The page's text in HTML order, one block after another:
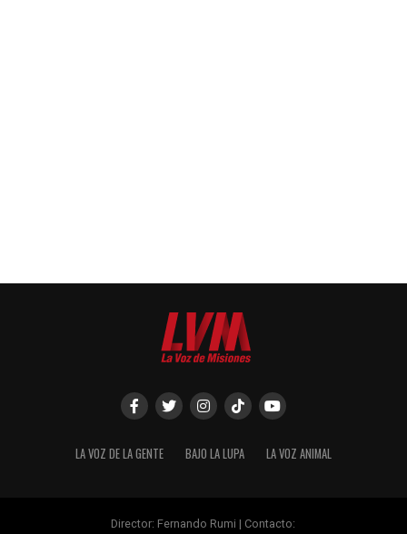
LA VOZ DE LA GENTE BAJO LA LUPA LA VOZ ANIMAL
Director: Fernando Rumi | Contacto: